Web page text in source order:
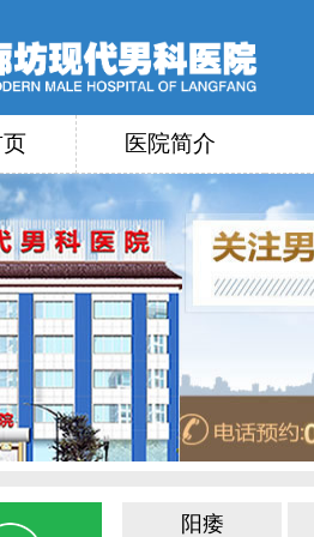
医院简介
阳痿